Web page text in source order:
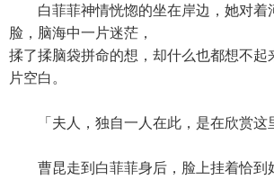
白菲菲神情恍惚的坐在岸边，她对着
脸，脑海中一片迷茫，
揉了揉脑袋拼命的想，却什么也都想不起
片空白。
「夫人，独自一人在此，是在欣赏这
曹昆走到白菲菲身后，脸上挂着恰到